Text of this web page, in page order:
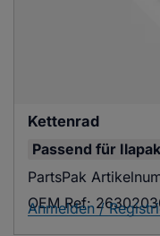
Kettenrad
Passend für
PartsPak
OEM Ref:
Anmelden /